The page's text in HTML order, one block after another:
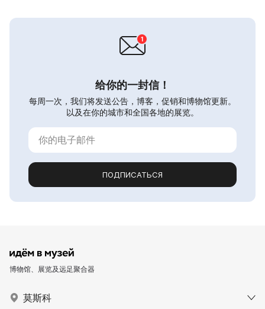
给你的一封信！
每周一次，我们将发送公告，博客，促销和博物馆更新。
以及在你的城市和全国各地的展览。
ПОДПИСАТЬСЯ
博物馆、展览及远足聚合器
莫斯科